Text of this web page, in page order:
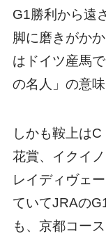
G1勝利から遠
脚に磨きがか
はドイツ産馬
の名人」の意味
しかも鞍上は
花賞、イクイ
レイディヴェ
ていてJRAの
も、京都コー